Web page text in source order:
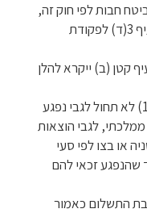
חבות לפי חוק זה,
לרבות ביטוח כאמור בסעיף 3(א)(2) ובסעיף 3(ד) לפקודת
(1) או (2) של סעיף קטן (ב) ייקרא להלן
(ה) (1) חובת התשלום לפי סעיף קטן (ב)(1) לא תחול לגבי נפגע
לגבי הוצאות
או בצו לפי סעי
שהנפגע זכאי להם
לגרוע מחובת התשלום כאמור